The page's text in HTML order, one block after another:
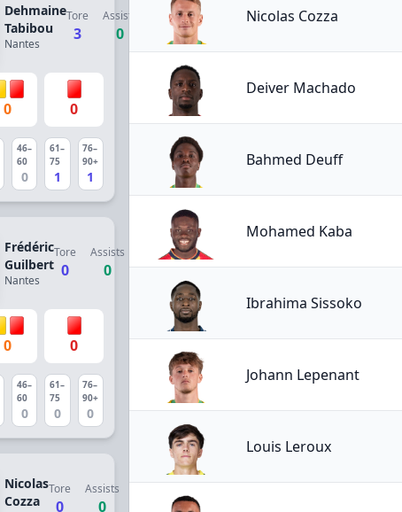
Dehmaine
Tabibou
Nantes
Tore
3
Assists
0
0 0
46–
60
0
61–
75
1
76–
90+
1
Frédéric
Guilbert
Nantes
Tore
0
Assists
0
0 0
46–
60
0
61–
75
0
76–
90+
0
Nicolas
Cozza
Tore
0
Assists
0
Nicolas Cozza
Deiver Machado
Bahmed Deuff
Mohamed Kaba
Ibrahima Sissoko
Johann Lepenant
Louis Leroux